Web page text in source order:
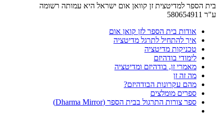
בית הספר למדיטצית זן קוואן אום ישראל היא עמותה רשומה
ע"ר 580654911
אודות בית הספר לזן קואן אום
איך להתחיל לתרגל מדיטציה
טכניקות מדיטציה
לימודי בודהיזם
מאמרי זן, בודהיזם ומדיטציה
מה זה זן
מהם עקרונות הבודהיזם?
ספרים מומלצים
ספר צורות התרגול בבית הספר (Dharma Mirror)